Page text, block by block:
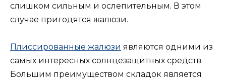
слишком сильным и ослепительным. В этом
случае пригодятся жалюзи.
Плиссированные жалюзи являются одними из
самых интересных солнцезащитных средств.
Большим преимуществом складок является